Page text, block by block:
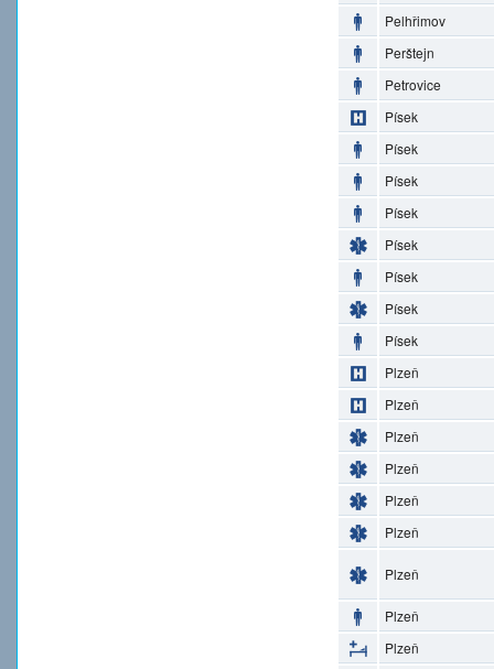
Pelhřimov
Perštejn
Petrovice
Písek
Písek
Písek
Písek
Písek
Písek
Písek
Písek
Plzeň
Plzeň
Plzeň
Plzeň
Plzeň
Plzeň
Plzeň
Plzeň
Plzeň